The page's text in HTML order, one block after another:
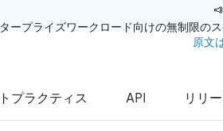
ープライズワークロード向けの無制限の
原文
プラクティス API リリ